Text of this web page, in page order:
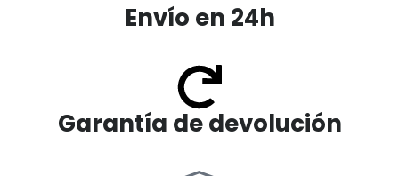
Envío en 24h
Garantía de devolución